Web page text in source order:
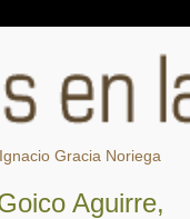
Ignacio Gracia Noriega
Aguirre,